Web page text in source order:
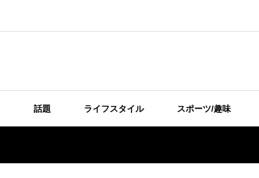
話題 ライフスタイル スポーツ/趣味